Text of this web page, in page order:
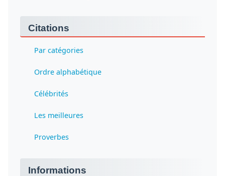
Citations
Par catégories
Ordre alphabétique
Célébrités
Les meilleures
Proverbes
Informations